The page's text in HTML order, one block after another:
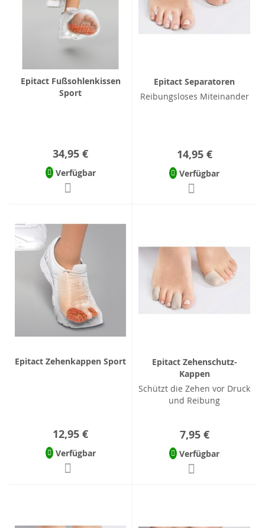
Epitact Fußsohlenkissen
Sport
34,95 €
Verfügbar
Epitact Separatoren
Reibungsloses Miteinander
14,95 €
Verfügbar
Epitact Zehenkappen Sport
12,95 €
Verfügbar
Epitact Zehenschutz-
Kappen
Schützt die Zehen vor Druck
und Reibung
7,95 €
Verfügbar